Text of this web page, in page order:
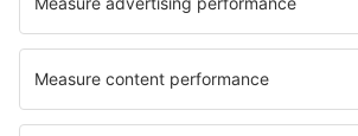
Cele mai bune locuri de cazare - regiuni
Cazare in Giza Cazare in Al Wadi al Jadid